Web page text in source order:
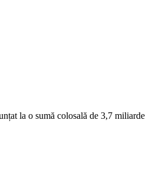
la o sumă colosală de 3,7 miliarde